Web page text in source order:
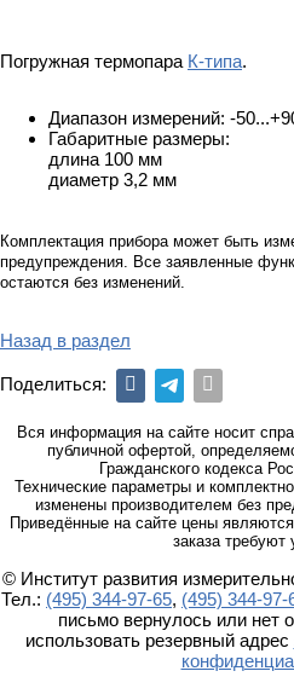
Погружная термопара К-типа.
Диапазон измерений: -
Габаритные размеры:
длина 100 мм
диаметр 3,2 мм
Комплектация прибора может быть
предупреждения. Все заявленные
остаются без изменений.
Назад в раздел
Поделиться:
Вся информация на сайте носит
публичной офертой,
Гражданского кодекса
Технические параметры и
изменены производителем без
Приведённые на сайте цены
заказа требуют
© Институт развития
Тел.: (495) 344-97-65, (495) 344-97-
письмо вернулось или нет
использовать резервный адрес